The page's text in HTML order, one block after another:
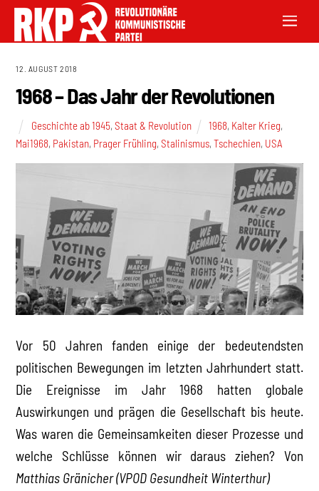
12. AUGUST 2018
1968 – Das Jahr der Revolutionen
Geschichte ab 1945, Staat & Revolution 1968, Kalter Krieg,
Mai1968, Pakistan, Prager Frühling,Stalinismus,Tschechien, USA
Vor 50 Jahren fanden einige der bedeutendsten
politischen Bewegungen im letzten Jahrhundert statt.
Die Ereignisse im Jahr 1968 hatten globale
Auswirkungen und prägen die Gesellschaft bis heute.
Was waren die Gemeinsamkeiten dieser Prozesse und
welche Schlüsse können wir daraus ziehen? Von
Matthias Gränicher (VPOD Gesundheit Winterthur)